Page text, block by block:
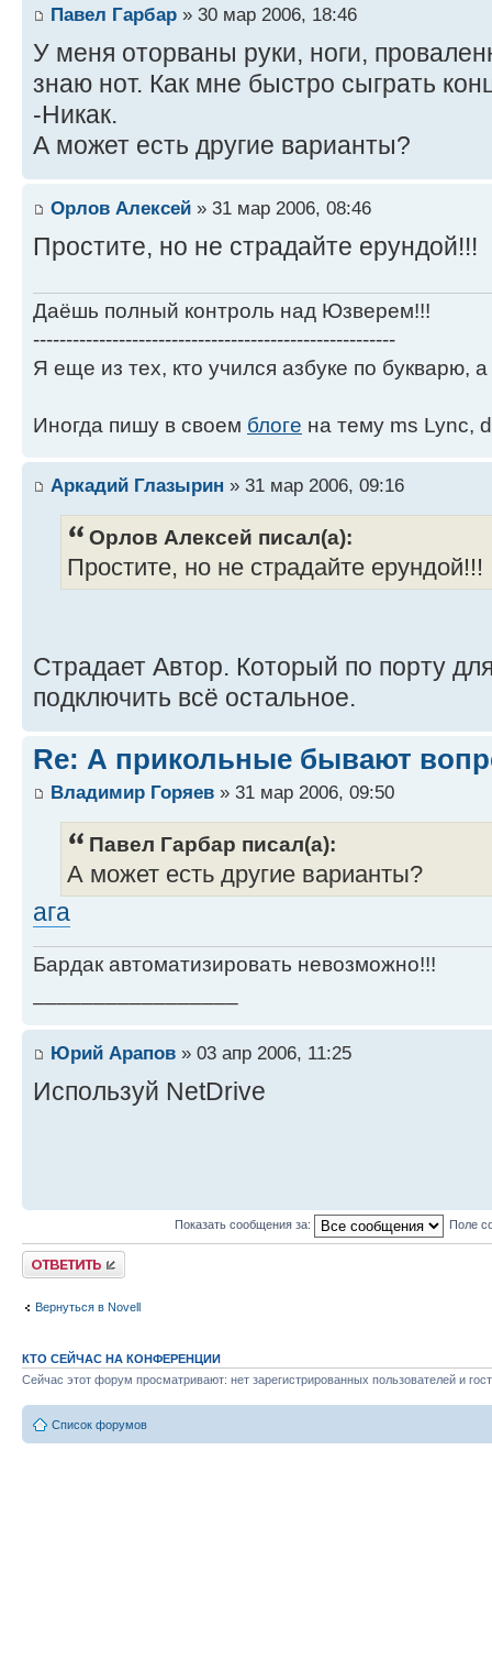
Павел Гарбар » 30 мар 2006, 18:46
У меня оторваны руки, ноги,
знаю нот. Как мне быстро сыграть
-Никак.
А может есть другие варианты?
Орлов Алексей » 31 мар 2006, 08:46
Простите, но не страдайте ерундой!!!
Даёшь полный контроль над Юзверем!!!
-------------------------------------------------------
Я еще из тех, кто учился азбуке по букварю,
Иногда пишу в своем блоге на тему ms Lync,
Аркадий Глазырин » 31 мар 2006, 09:16
Орлов Алексей писал(а):
Простите, но не страдайте ерундой!!!
Страдает Автор. Который по порту
подключить всё остальное.
Re: А прикольные бывают
Владимир Горяев » 31 мар 2006, 09:50
Павел Гарбар писал(а):
А может есть другие варианты?
ага
Бардак автоматизировать невозможно!!!
Юрий Арапов » 03 апр 2006, 11:25
Используй NetDrive
Показать сообщения за: Поле
Ответить
Вернуться в Novell
КТО СЕЙЧАС НА КОНФЕРЕНЦИИ
Сейчас этот форум просматривают: нет зарегистрированных пользователей и
Список форумов